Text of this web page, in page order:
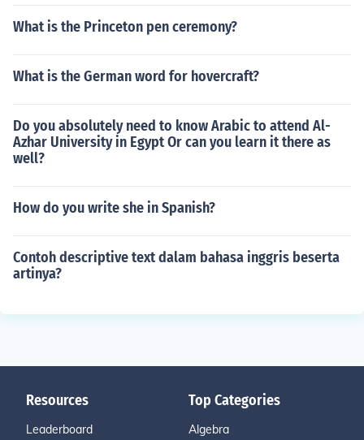
What is the Princeton pen ceremony?
What is the German word for hovercraft?
Do you absolutely need to know Arabic to attend Al-
Azhar University in Egypt Or can you learn it there as
well?
How do you write she in Spanish?
Contoh descriptive text dalam bahasa inggris beserta
artinya?
Resources
Leaderboard
Top Categories
Algebra